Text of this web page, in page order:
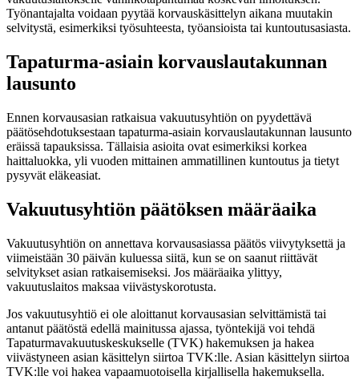
Työnantajalta voidaan pyytää korvauskäsittelyn aikana muutakin
selvitystä, esimerkiksi työsuhteesta, työansioista tai kuntoutusasiasta.
Tapaturma-asiain korvauslautakunnan
lausunto
Ennen korvausasian ratkaisua vakuutusyhtiön on pyydettävä
päätösehdotuksestaan tapaturma-asiain korvauslautakunnan lausunto
eräissä tapauksissa. Tällaisia asioita ovat esimerkiksi korkea
haittaluokka, yli vuoden mittainen ammatillinen kuntoutus ja tietyt
pysyvät eläkeasiat.
Vakuutusyhtiön päätöksen määräaika
Vakuutusyhtiön on annettava korvausasiassa päätös viivytyksettä ja
viimeistään 30 päivän kuluessa siitä, kun se on saanut riittävät
selvitykset asian ratkaisemiseksi. Jos määräaika ylittyy,
vakuutuslaitos maksaa viivästyskorotusta.
Jos vakuutusyhtiö ei ole aloittanut korvausasian selvittämistä tai
antanut päätöstä edellä mainitussa ajassa, työntekijä voi tehdä
Tapaturmavakuutuskeskukselle (TVK) hakemuksen ja hakea
viivästyneen asian käsittelyn siirtoa TVK:lle. Asian käsittelyn siirtoa
TVK:lle voi hakea vapaamuotoisella kirjallisella hakemuksella.